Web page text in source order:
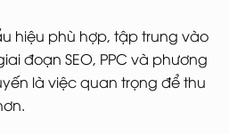
hiệu phù hợp, tập trung vào
đoạn SEO, PPC và phương
là việc quan trọng để thu